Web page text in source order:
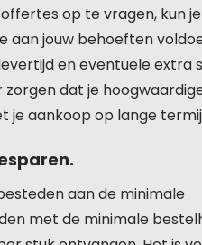
op te vragen, kun
aan jouw behoeften
en eventuele extra
dat je
je aankoop op lange
aan de minimale
met de minimale